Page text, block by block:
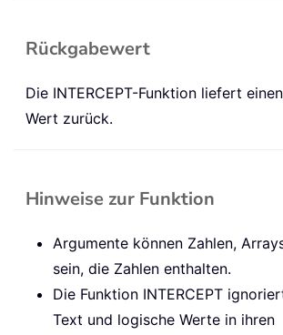
Rückgabewert
Die INTERCEPT-Funktion liefert
Wert zurück.
Hinweise zur Funktion
Argumente können Zahlen,
sein, die Zahlen enthalten.
Die Funktion INTERCEPT
Text und logische Werte in ihren